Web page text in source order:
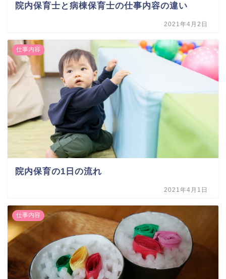
院内保育士と病棟保育士の仕事内容の違い
2021年4月2日
仕事内容
院内保育の1日の流れ
2021年4月1日
仕事内容